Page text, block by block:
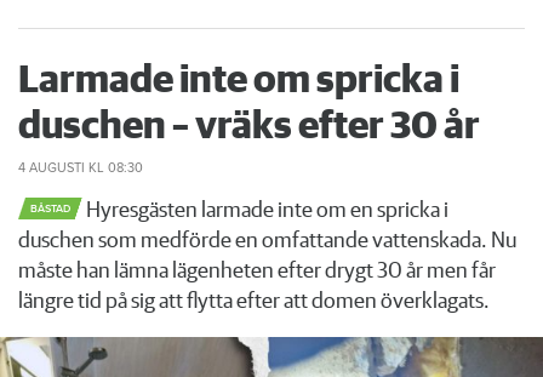
Larmade inte om spricka i
duschen – vräks efter 30 år
4 AUGUSTI KL 08:30
BÅSTAD
Hyresgästen larmade inte om en spricka i
duschen som medförde en omfattande vattenskada. Nu
måste han lämna lägenheten efter drygt 30 år men får
längre tid på sig att flytta efter att domen överklagats.